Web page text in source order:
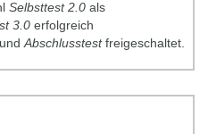
Selbsttest2.0 als
3.0 erfolgreich
und Abschlusstest freigeschaltet.